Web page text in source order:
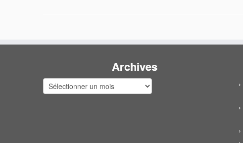
Archives
Archives